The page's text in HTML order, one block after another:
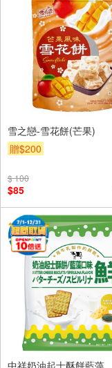
雪之戀-雪花餅(芒果)
贈$200
$ 100
$85